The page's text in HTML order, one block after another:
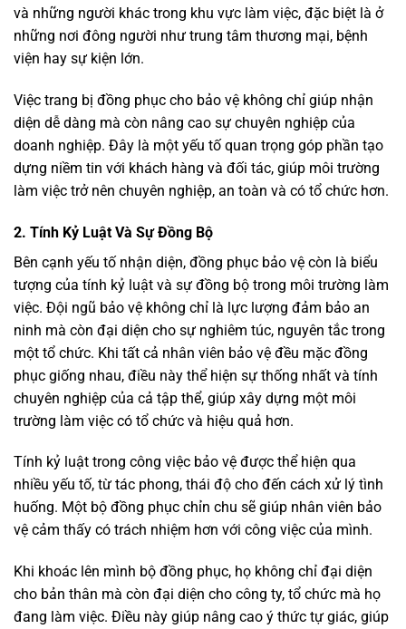
và những người khác trong khu vực làm việc, đặc biệt là ở
những nơi đông người như trung tâm thương mại, bệnh
viện hay sự kiện lớn.
Việc trang bị đồng phục cho bảo vệ không chỉ giúp nhận
diện dễ dàng mà còn nâng cao sự chuyên nghiệp của
doanh nghiệp. Đây là một yếu tố quan trọng góp phần tạo
dựng niềm tin với khách hàng và đối tác, giúp môi trường
làm việc trở nên chuyên nghiệp, an toàn và có tổ chức hơn.
2. Tính Kỷ Luật Và Sự Đồng Bộ
Bên cạnh yếu tố nhận diện, đồng phục bảo vệ còn là biểu
tượng của tính kỷ luật và sự đồng bộ trong môi trường làm
việc. Đội ngũ bảo vệ không chỉ là lực lượng đảm bảo an
ninh mà còn đại diện cho sự nghiêm túc, nguyên tắc trong
một tổ chức. Khi tất cả nhân viên bảo vệ đều mặc đồng
phục giống nhau, điều này thể hiện sự thống nhất và tính
chuyên nghiệp của cả tập thể, giúp xây dựng một môi
trường làm việc có tổ chức và hiệu quả hơn.
Tính kỷ luật trong công việc bảo vệ được thể hiện qua
nhiều yếu tố, từ tác phong, thái độ cho đến cách xử lý tình
huống. Một bộ đồng phục chỉn chu sẽ giúp nhân viên bảo
vệ cảm thấy có trách nhiệm hơn với công việc của mình.
Khi khoác lên mình bộ đồng phục, họ không chỉ đại diện
cho bản thân mà còn đại diện cho công ty, tổ chức mà họ
đang làm việc. Điều này giúp nâng cao ý thức tự giác, giúp